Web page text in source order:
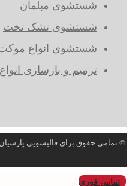
شستشوی مبلمان
شستشوی تشک تخت
شستشوی انواع
ترمیم و بازسازی
© تمامی حقوق برای قالیشویی
تماس فوری